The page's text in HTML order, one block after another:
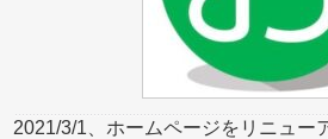
2021/3/1、ホームページをリニュー